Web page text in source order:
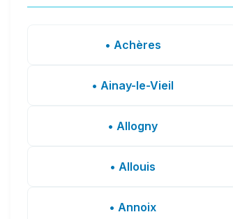
• Achères
• Ainay-le-Vieil
• Allogny
• Allouis
• Annoix